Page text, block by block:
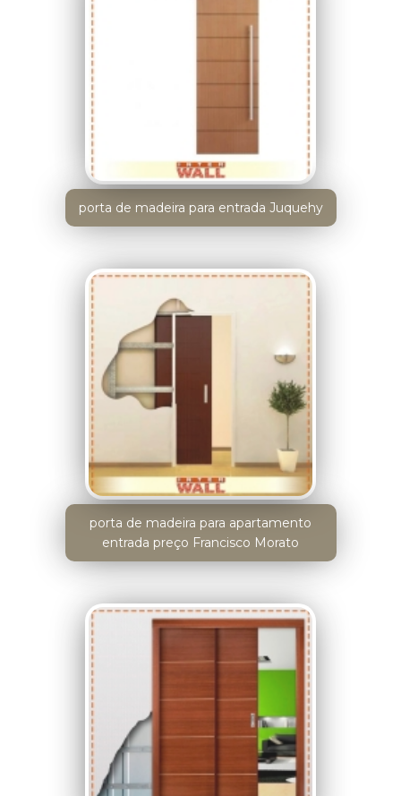
porta de madeira para entrada Juquehy
porta de madeira para apartamento
entrada preço Francisco Morato